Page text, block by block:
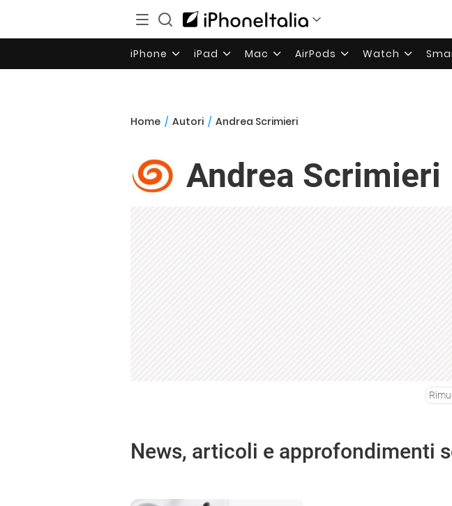
iPhone iPad Mac AirPods Watch
Home / Autori / Andrea Scrimieri
Andrea Scrimieri
News, articoli e approfondimenti